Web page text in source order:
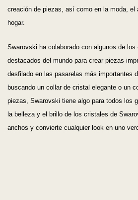
creación de piezas, así como en la moda, el
hogar.
Swarovski ha colaborado con algunos de
destacados del mundo para crear piezas
desfilado en las pasarelas más importantes
buscando un collar de cristal elegante o un
piezas, Swarovski tiene algo para todos los
la belleza y el brillo de los cristales de
anchos y convierte cualquier look en uno